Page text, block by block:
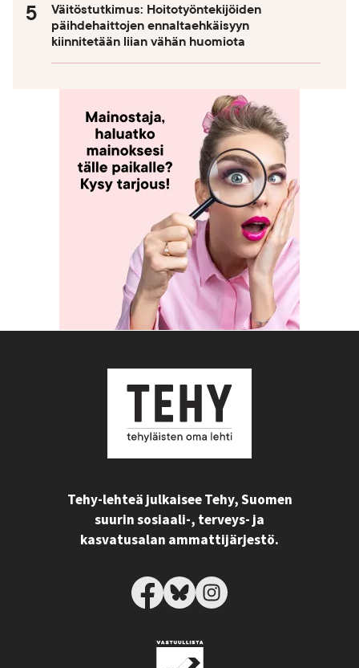
Väitöstutkimus: Hoitotyöntekijöiden
päihdehaittojen ennaltaehkäisyyn
kiinnitetään liian vähän huomiota
Tehy-lehteä julkaisee Tehy, Suomen
suurin sosiaali-, terveys- ja
kasvatusalan ammattijärjestö.